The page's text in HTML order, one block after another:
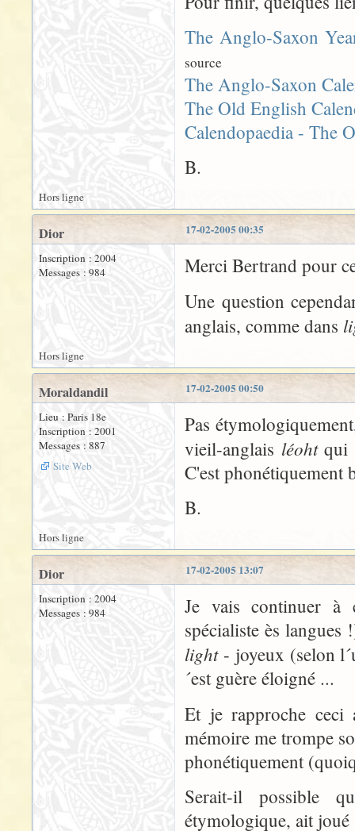
The Anglo-Saxon
source
The Anglo-Saxon
The Old English
Calendopaedia - The
B.
Hors ligne
17-02-2005 00:35
Dior
Inscription : 2004
Messages : 984
Merci Bertrand pour
Une question
anglais, comme dans
Hors ligne
17-02-2005 00:50
Moraldandil
Lieu : Paris 18e
Inscription : 2001
Messages : 887
Site Web
Pas
vieil-anglais léohtqui
C'est phonétiquement
B.
Hors ligne
17-02-2005 13:07
Dior
Inscription : 2004
Messages : 984
Je vais continuer à
spécialiste ès
light- joyeux (selon
´est guère éloigné ...
Et je rapproche ceci
mémoire me trompe
phonétiquement
Serait-il possible
étymologique, ait joué